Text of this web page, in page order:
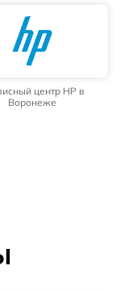
центр HP в
Воронеже